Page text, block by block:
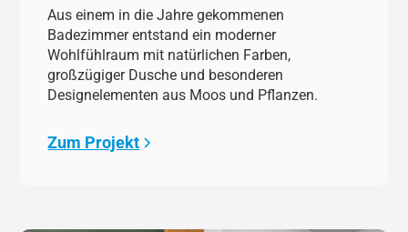
Aus einem in die Jahre gekommenen
Badezimmer entstand ein moderner
Wohlfühlraum mit natürlichen Farben,
großzügiger Dusche und besonderen
Designelementen aus Moos und Pflanzen.
Zum Projekt